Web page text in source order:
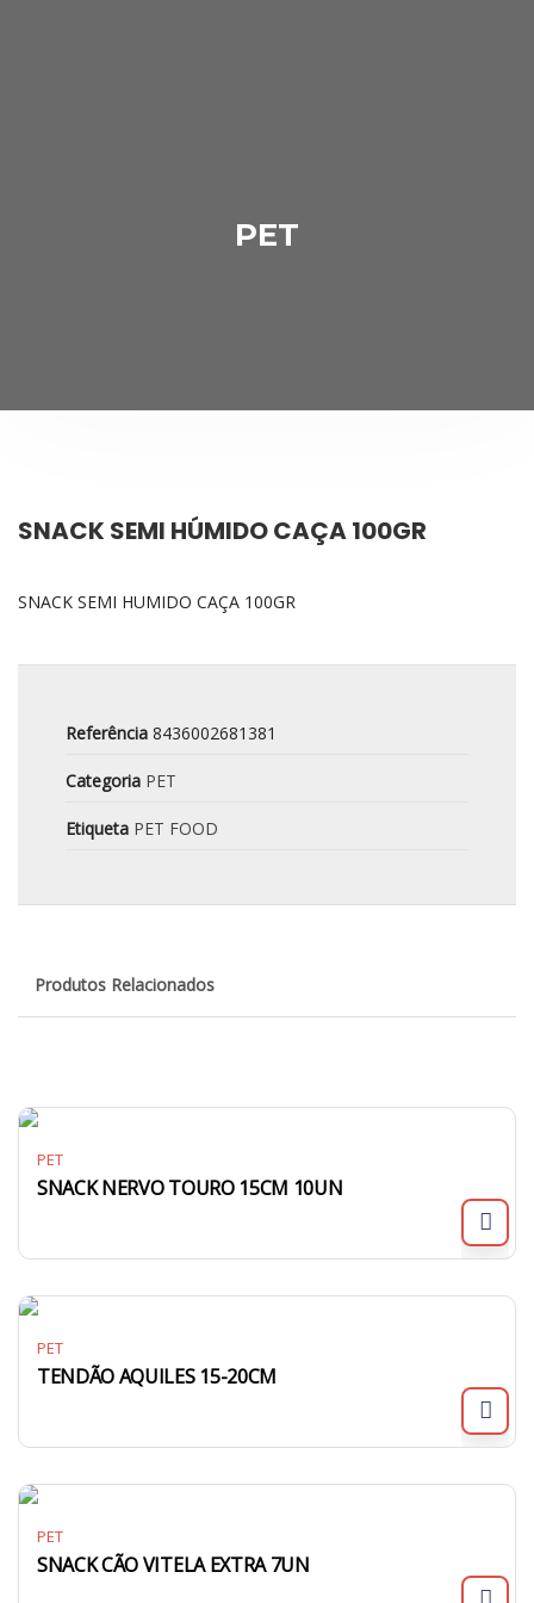
PET
SNACK SEMI HÚMIDO CAÇA 100GR
SNACK SEMI HUMIDO CAÇA 100GR
Referência 8436002681381
Categoria PET
Etiqueta PET FOOD
Produtos Relacionados
PET
SNACK NERVO TOURO 15CM 10UN
PET
TENDÃO AQUILES 15-20CM
PET
SNACK CÃO VITELA EXTRA 7UN